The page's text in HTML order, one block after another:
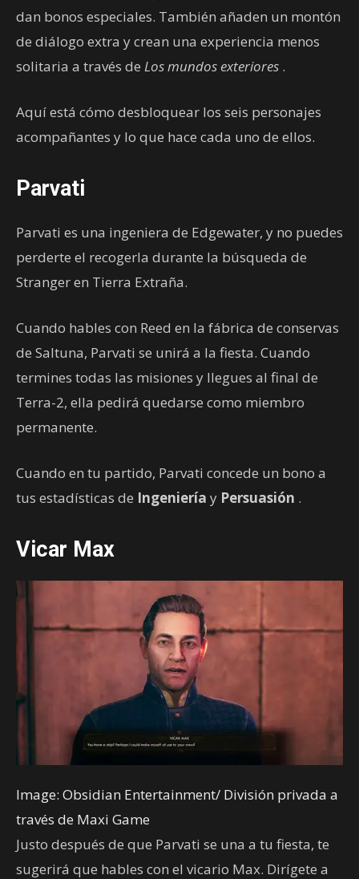
dan bonos especiales. También añaden un montón
de diálogo extra y crean una experiencia menos
solitaria a través de Los mundos exteriores .
Aquí está cómo desbloquear los seis personajes
acompañantes y lo que hace cada uno de ellos.
Parvati
Parvati es una ingeniera de Edgewater, y no puedes
perderte el recogerla durante la búsqueda de
Stranger en Tierra Extraña.
Cuando hables con Reed en la fábrica de conservas
de Saltuna, Parvati se unirá a la fiesta. Cuando
termines todas las misiones y llegues al final de
Terra-2, ella pedirá quedarse como miembro
permanente.
Cuando en tu partido, Parvati concede un bono a
tus estadísticas de Ingeniería y Persuasión .
Vicar Max
Image: Obsidian Entertainment/ División privada a
través de Maxi Game
Justo después de que Parvati se una a tu fiesta, te
sugerirá que hables con el vicario Max. Dirígete a